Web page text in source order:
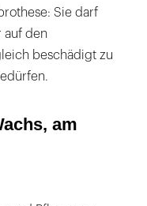
Sie darf
auf den
beschädigt zu
am